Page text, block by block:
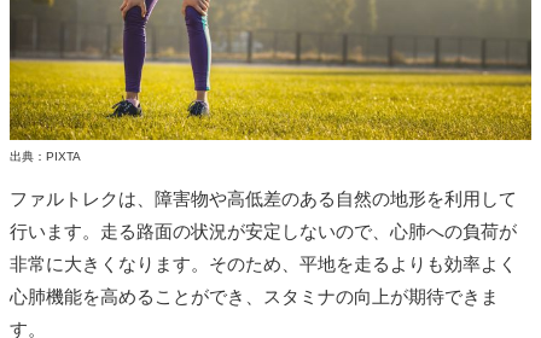
出典：PIXTA
ファルトレクは、障害物や高低差のある自然の地形を利用して
行います。走る路面の状況が安定しないので、心肺への負荷が
非常に大きくなります。そのため、平地を走るよりも効率よく
心肺機能を高めることができ、スタミナの向上が期待できま
す。